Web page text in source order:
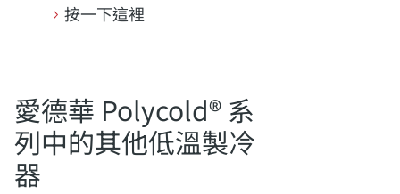
按一下這裡
愛德華 Polycold® 系
列中的其他低溫製冷
器